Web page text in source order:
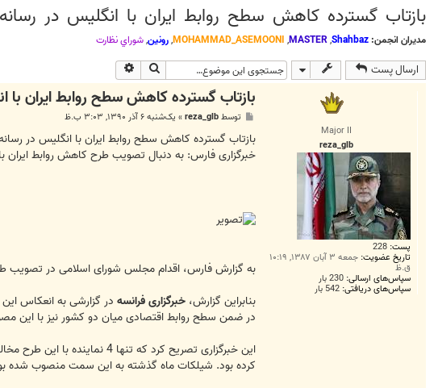
بازتاب گسترده کاهش سطح روابط ایران با انگلیس در
مدیران انجمن: Shahbaz
,
MASTER
,
MOHAMMAD_ASEMOONI
,رونین,شوراي نظارت
ارسال پست جستجو
Major II
reza_glb
پست: 228
تاریخ عضویت: جمعه ۳ آبان ۱۳۸۷, ۱۰:۱۹
ق.ظ
سپاس‌های ارسالی: 230 بار
سپاس‌های دریافتی: 542 بار
بازتاب گسترده کاهش سطح روابط ایران با
ت
توسطreza_glb
» یک‌شنبه ۶ آذر ۱۳۹۰, ۳:۰۳ ب.ظ
بازتاب گسترده کاهش سطح روابط ایران با انگلیس در
خبرگزاری فارس: به دنبال تصویب طرح کاهش روابط ایران
به گزارش فارس، اقدام مجلس شورای اسلامی در تصویب
بنابراین گزارش، خبرگزاری فرانسه
در ضمن سطح روابط اقتصادی میان دو کشور نیز با این
این خبرگزاری تصریح کرد
کرده بود. شیلکات ماه گذشته به این سمت منصوب شده بود. انگلیس روز 14 نوامبر اعلام کرده بود که تمام تماس‌های مالی